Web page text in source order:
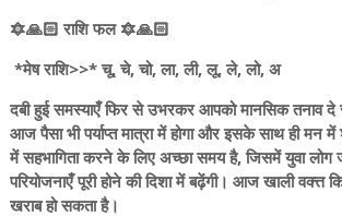
🔯🙏🏻 राशि फल ‌🔯🙏🏻
*मेष राशि>>* चू, चे, चो, ला, ली, लू, ले, लो, अ
दबी हुई समस्याएँ फिर से उभरकर आपको मानसिक तनाव
आज पैसा भी पर्याप्त मात्रा में होगा और इसके साथ ही मन में
में सहभागिता करने के लिए अच्छा समय है, जिसमें युवा
परियोजनाएँ पूरी होने की दिशा में बढ़ेंगी। आज खाली वक्त्त
खराब हो सकता है।